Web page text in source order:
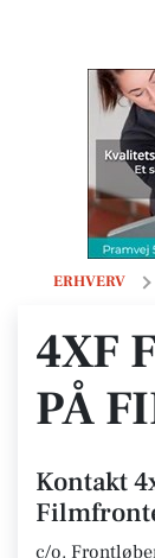
ERHVERV
4xF Fed
4XF
PÅ
Kontakt
c/o.